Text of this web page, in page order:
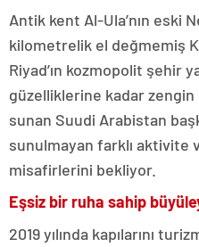
Antik kent Al-Ula’nın eski
kilometrelik el değmemiş
Riyad’ın kozmopolit şehir
güzelliklerine kadar
sunan Suudi Arabistan
sunulmayan farklı aktivite
misafirlerini bekliyor.
Eşsiz bir ruha sahip
2019 yılında kapılarını